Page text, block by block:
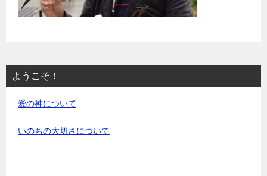
ようこそ！
愛の神について
いのちの大切さについて